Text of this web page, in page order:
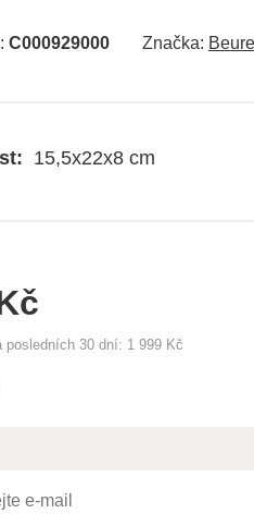
C000929000 Značka:
15,5x22x8 cm
posledních 30 dní: 1 999 Kč